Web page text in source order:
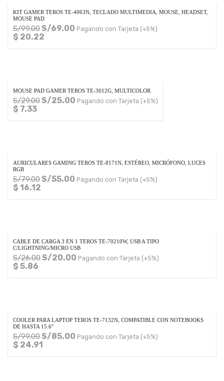
KIT GAMER TEROS TE-4063N, TECLADO MULTIMEDIA, MOUSE, HEADSET,
MOUSE PAD
S/99.00S/69.00 Pagando con Tarjeta (+5%)
$ 20.22
MOUSE PAD GAMER TEROS TE-3012G, MULTICOLOR
S/29.00S/25.00 Pagando con Tarjeta (+5%)
$ 7.33
AURICULARES GAMING TEROS TE-8171N, ESTÉREO, MICRÓFONO, LUCES
RGB
S/79.00S/55.00 Pagando con Tarjeta (+5%)
$ 16.12
CABLE DE CARGA 3 EN 1 TEROS TE-70210W, USB A TIPO
C/LIGHTNING/MICRO USB
S/26.00S/20.00 Pagando con Tarjeta (+5%)
$ 5.86
COOLER PARA LAPTOP TEROS TE-7132N, COMPATIBLE CON NOTEBOOKS
DE HASTA 15.6″
S/99.00S/85.00 Pagando con Tarjeta (+5%)
$ 24.91